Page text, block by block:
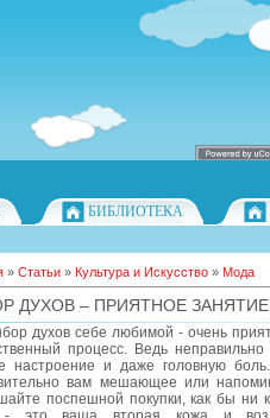
БИБЛИОТЕКА
» Статьи » Культура и Искусство » Мода
ДУХОВ – ПРИЯТНОЕ ЗАНЯТИЕ
духов себе любимой - очень
процесс. Ведь
настроение и даже головную
вам мешающее или
поспешной покупки, как бы ни